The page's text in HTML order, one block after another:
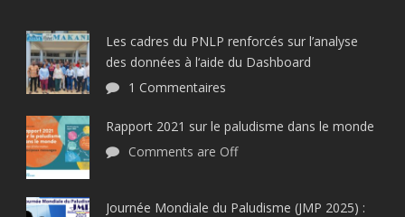
Les cadres du PNLP renforcés sur l’analyse
des données à l‘aide du Dashboard
1 Commentaires
Rapport 2021 sur le paludisme dans le monde
Comments are Off
Journée Mondiale du Paludisme (JMP 2025) :